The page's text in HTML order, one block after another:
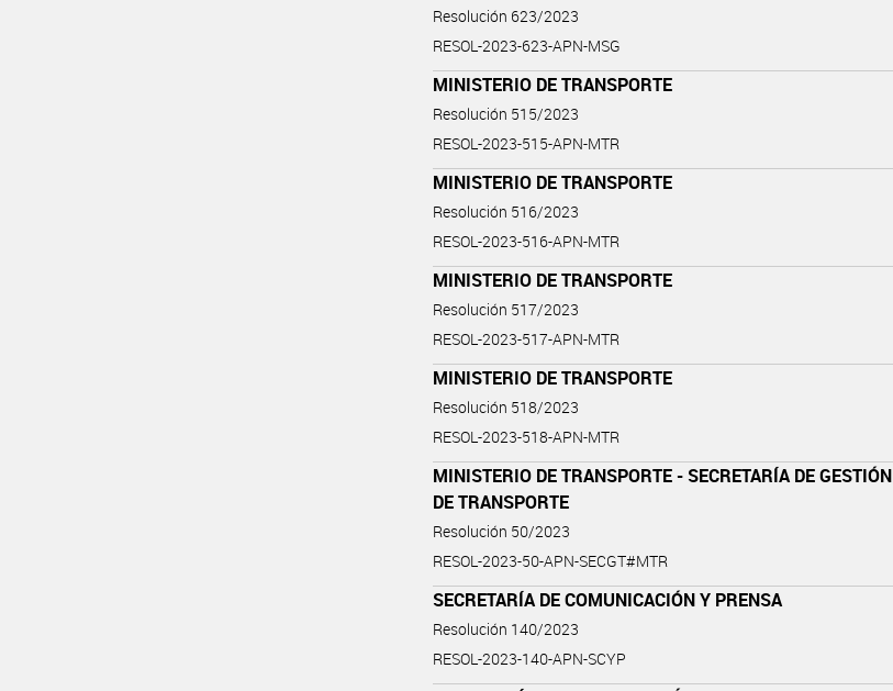
Resolución 623/2023
RESOL-2023-623-APN-MSG
MINISTERIO DE TRANSPORTE
Resolución 515/2023
RESOL-2023-515-APN-MTR
MINISTERIO DE TRANSPORTE
Resolución 516/2023
RESOL-2023-516-APN-MTR
MINISTERIO DE TRANSPORTE
Resolución 517/2023
RESOL-2023-517-APN-MTR
MINISTERIO DE TRANSPORTE
Resolución 518/2023
RESOL-2023-518-APN-MTR
MINISTERIO DE TRANSPORTE - SECRETARÍA DE GESTIÓN
DE TRANSPORTE
Resolución 50/2023
RESOL-2023-50-APN-SECGT#MTR
SECRETARÍA DE COMUNICACIÓN Y PRENSA
Resolución 140/2023
RESOL-2023-140-APN-SCYP